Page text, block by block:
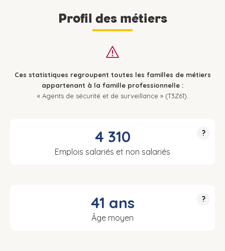
Profil des métiers
Ces statistiques regroupent toutes les familles de métiers
appartenant à la famille professionnelle :
« Agents de sécurité et de surveillance » (T3Z61).
?
4 310
Emplois salariés et non salariés
?
41 ans
Âge moyen